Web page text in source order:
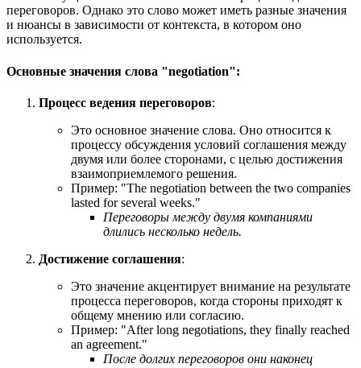
переговоров. Однако это слово может иметь разные значения
и нюансы в зависимости от контекста, в котором оно
используется.
Основные значения слова "negotiation":
Процесс ведения переговоров:
Это основное значение слова. Оно относится к
процессу обсуждения условий соглашения между
двумя или более сторонами, с целью достижения
взаимоприемлемого решения.
Пример: "The negotiation between the two companies
lasted for several weeks."
Переговоры между двумя компаниями
длились несколько недель.
Достижение соглашения:
Это значение акцентирует внимание на результате
процесса переговоров, когда стороны приходят к
общему мнению или согласию.
Пример: "After long negotiations, they finally reached
an agreement."
После долгих переговоров они наконец